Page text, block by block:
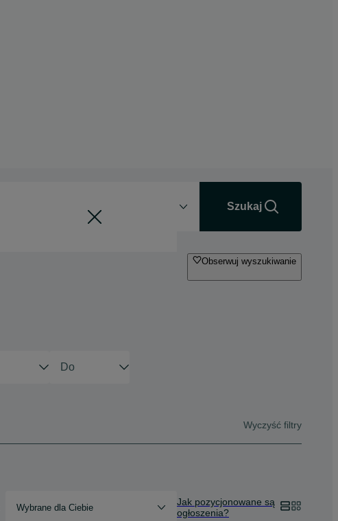
Szukaj
Obserwuj wyszukiwanie
Wyczyść filtry
Wybrane dla Ciebie
Jak pozycjonowane są
ogłoszenia?